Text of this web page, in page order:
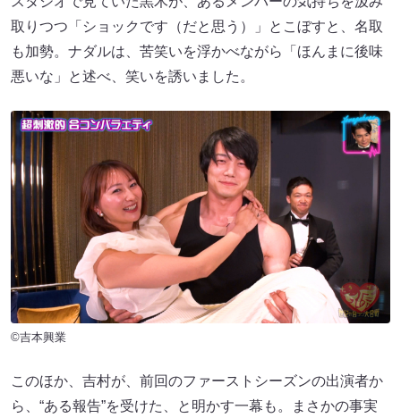
取りつつ「ショックです（だと思う）」とこぼすと、名取
も加勢。ナダルは、苦笑いを浮かべながら「ほんまに後味
悪いな」と述べ、笑いを誘いました。
©吉本興業
このほか、吉村が、前回のファーストシーズンの出演者か
ら、“ある報告”を受けた、と明かす一幕も。まさかの事実